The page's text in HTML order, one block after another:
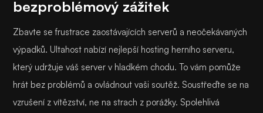
bezproblémový zážitek
Zbavte se frustrace zaostávajících serverů a neočekávaných
výpadků. Ultahost nabízí nejlepší hosting herního serveru,
který udržuje váš server v hladkém chodu. To vám pomůže
hrát bez problémů a ovládnout vaši soutěž. Soustřeďte se na
vzrušení z vítězství, ne na strach z porážky. Spolehlivá